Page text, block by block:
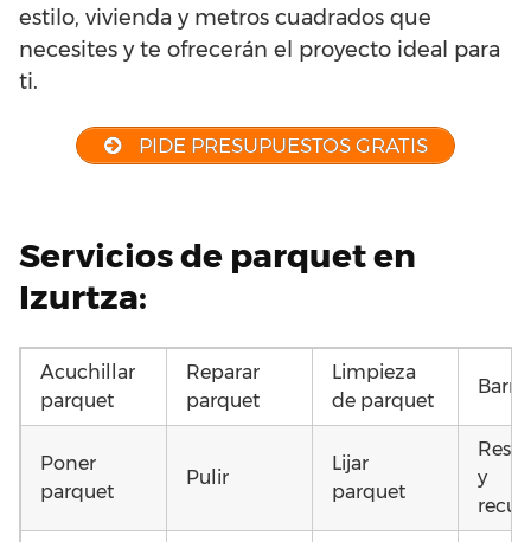
estilo, vivienda y metros cuadrados que
necesites y te ofrecerán el proyecto ideal para
ti.
PIDE PRESUPUESTOS GRATIS
Servicios de parquet en
Izurtza:
Acuchillar
parquet
Reparar
parquet
Limpieza
de parquet
Poner
parquet
Pulir
Lijar
parquet
y